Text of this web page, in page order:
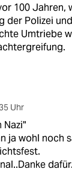
100 Jahren,
der Polizei
Umtriebe
Uhr
Nazi"
ja wohl noch